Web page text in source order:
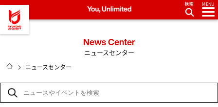
龍谷大学 You, Unlimited
MENU
News Center
ニュースセンター
HOME
ニュースセンター